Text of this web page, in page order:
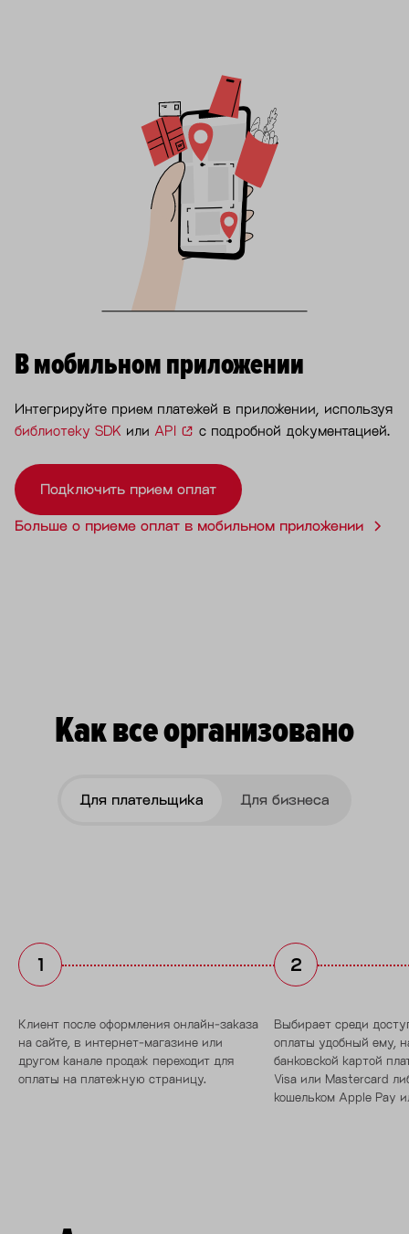
В мобильном приложении
Интегрируйте прием платежей в приложении, используя
библиотеку SDK или API с подробной документацией.
Подключить прием оплат
Больше о приеме оплат в мобильном приложении
Как все организовано
Для плательщика Для бизнеса
Клиент после оформления онлайн-заказа
на сайте, в интернет-магазине или
другом канале продаж переходит для
оплаты на платежную страницу.
Выбирает среди
оплаты удобный ему,
банковской картой
Visa или Mastercard
кошельком Apple Pay